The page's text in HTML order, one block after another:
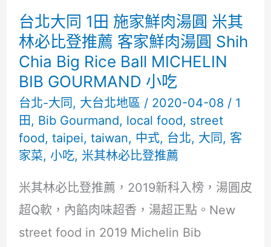
起
司
吧
刷
菜
單
Man
Cheese
Making
Bar/Workshop
台北大同 1田 施家鮮肉湯圓 米其
林必比登推薦 客家鮮肉湯圓 Shih
Chia Big Rice Ball MICHELIN
BIB GOURMAND 小吃
台北-大同 , 大台北地區 / 2020-04-08 / 1
田 , Bib Gourmand, local food, street
food, taipei, taiwan, 中式, 台北, 大同 , 客
家菜, 小吃, 米其林必比登推薦
米其林必比登推薦，2019新科入榜，湯圓皮
超Q軟，內餡肉味超香，湯超正點。New
street food in 2019 Michelin Bib